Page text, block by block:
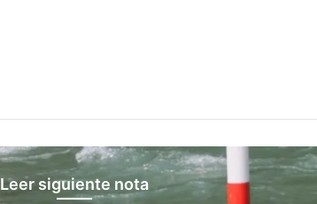
Leer siguiente nota